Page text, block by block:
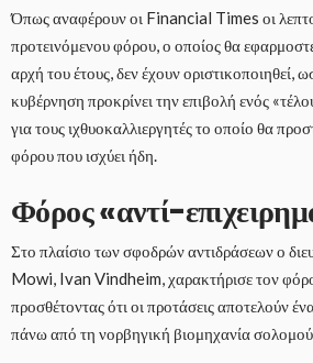
Όπως αναφέρουν οι Financial Times οι
προτεινόμενου φόρου, ο οποίος θα
αρχή του έτους, δεν έχουν οριστικοποιηθεί,
κυβέρνηση προκρίνει την επιβολή ενός
για τους ιχθυοκαλλιεργητές το οποίο θα
φόρου που ισχύει ήδη.
Φόρος «αντί-
Στο πλαίσιο των σφοδρών αντιδράσεων ο
Mowi, Ivan Vindheim, χαρακτήρισε τον φόρο
προσθέτοντας ότι οι προτάσεις αποτελούν
πάνω από τη νορβηγική βιομηχανία